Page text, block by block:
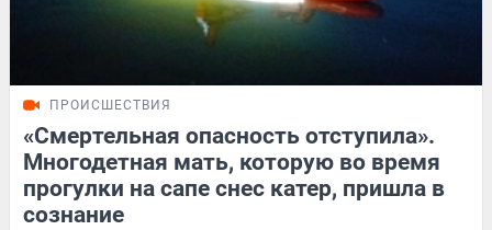
ПРОИСШЕСТВИЯ
«Смертельная опасность отступила».
Многодетная мать, которую во время
прогулки на сапе снес катер, пришла в
сознание